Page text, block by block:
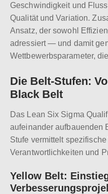
Geschwindigkeit und
Qualität und Variation.
Ansatz, der sowohl
adressiert — und damit
Wettbewerbsparameter,
Die Belt-Stufen:
Black Belt
Das Lean Six Sigma
aufeinander aufbauenden
Stufe vermittelt
Verantwortlichkeiten und
Yellow Belt: